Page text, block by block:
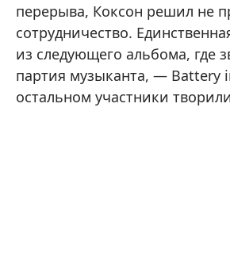
перерыва, Коксон решил не
сотрудничество.
из следующего альбома, где
партия музыканта, — Battery
остальном участники